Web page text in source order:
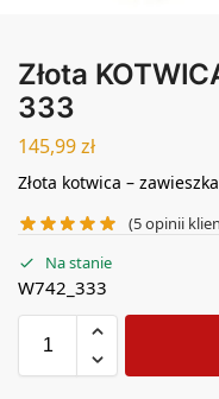
Złota
333
145,99zł
Złota kotwica –
(5opinii
Na stanie
W742_333